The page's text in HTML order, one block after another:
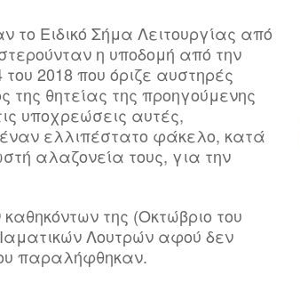
Ειδικό Σήμα Λειτουργίας από
η υποδομή από την
2018 που όριζε αυστηρές
θητείας της προηγούμενης
υποχρεώσεις αυτές,
ελλιπέστατο φάκελο, κατά
αλαζονεία τους, για την
της (Οκτώβριο του
Λουτρών αφού δεν
παραλήφθηκαν.